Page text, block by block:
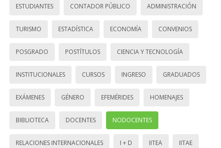
ESTUDIANTES CONTADOR PÚBLICO ADMINISTRACIÓN
TURISMO ESTADÍSTICA ECONOMÍA CONVENIOS
POSGRADO POSTÍTULOS CIENCIA Y TECNOLOGÍA
INSTITUCIONALES CURSOS INGRESO GRADUADOS
EXÁMENES GÉNERO EFEMÉRIDES HOMENAJES
BIBLIOTECA DOCENTES NODOCENTES
RELACIONES INTERNACIONALES I + D IITEA IITAE